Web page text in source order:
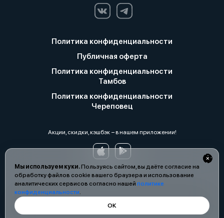
Мы используем куки.Пользуясь сайтом, вы даёте согласие на
обработку файлов cookie вашего браузера и использование
аналитических сервисов согласно нашей политике
конфиденциальности.
ОК
Политика конфиденциальности
Публичная оферта
Политика конфиденциальности
Тамбов
Политика конфиденциальности
Череповец
Акции, скидки, кэшбэк − в нашем приложении!